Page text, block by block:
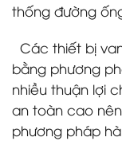
thống đường
Các thiết bị
bằng phương
nhiều thuận lợi
an toàn cao
phương pháp